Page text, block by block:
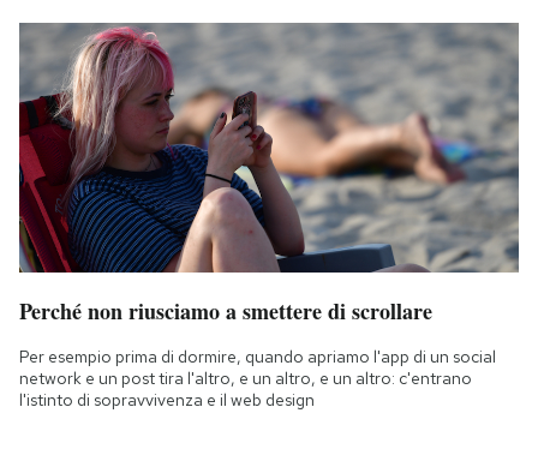
Perché non riusciamo a smettere di scrollare
Per esempio prima di dormire, quando apriamo l'app di un social
network e un post tira l'altro, e un altro, e un altro: c'entrano
l'istinto di sopravvivenza e il web design